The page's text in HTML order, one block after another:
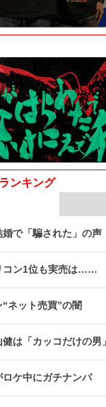
ンキング
で「騙された」の声
コン1位も実売は……
ネット売買”の闇
は「カッコだけの男」
ロケ中にガチナンパ